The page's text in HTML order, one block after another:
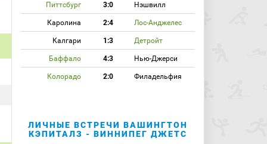
Питтсбург 3:0 Нэшвилл
Каролина 2:4 Лос-Анджелес
Калгари 1:3 Детройт
Баффало 4:3 Нью-Джерси
Колорадо 2:0 Филадельфия
ЛИЧНЫЕ ВСТРЕЧИ ВАШИНГТОН
КЭПИТАЛЗ - ВИННИПЕГ ДЖЕТС